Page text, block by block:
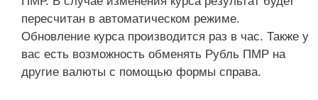
пересчитан в автоматическом режиме.
Обновление курса производится раз в час. Также у
вас есть возможность обменять Рубль ПМР на
другие валюты с помощью формы справа.